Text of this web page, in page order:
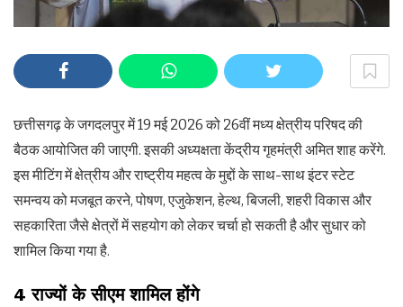
छत्तीसगढ़ के जगदलपुर में 19 मई 2026 को 26वीं मध्य क्षेत्रीय परिषद की
बैठक आयोजित की जाएगी. इसकी अध्यक्षता केंद्रीय गृहमंत्री अमित शाह करेंगे.
इस मीटिंग में क्षेत्रीय और राष्ट्रीय महत्व के मुद्दों के साथ-साथ इंटर स्टेट
समन्वय को मजबूत करने, पोषण, एजुकेशन, हेल्थ, बिजली, शहरी विकास और
सहकारिता जैसे क्षेत्रों में सहयोग को लेकर चर्चा हो सकती है और सुधार को
शामिल किया गया है.
4 राज्यों के सीएम शामिल होंगे